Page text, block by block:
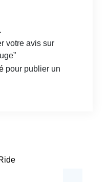
votre avis sur
pour publier un